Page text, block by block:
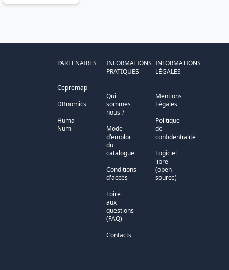
PARTENAIRES
Cepremap
DBnomics
Huma-
Num
INFORMATIONS
PRATIQUES
Qui
sommes
nous ?
Mode
d'emploi
du
catalogue
Conditions
d'accès
Foire
aux
questions
(FAQ)
Contacts
INFORMATIONS
LÉGALES
Mentions
Légales
Politique
de
confidentialité
Logiciel
libre
(open
source)